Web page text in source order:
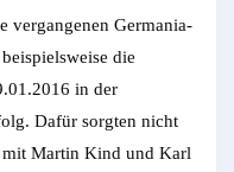
vergangenen Germania-
die
in der
Dafür sorgten nicht
Martin Kind und Karl